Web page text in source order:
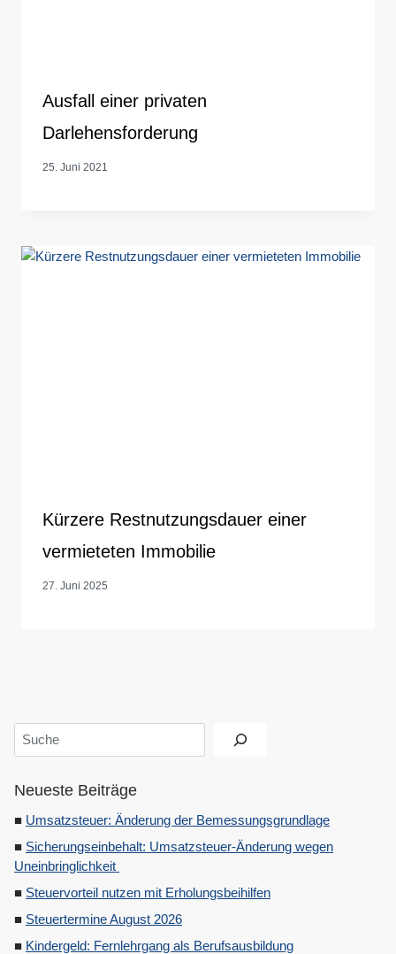
Ausfall einer privaten
Darlehensforderung
25. Juni 2021
Kürzere Restnutzungsdauer einer
vermieteten Immobilie
27. Juni 2025
Suchen
Neueste Beiträge
Umsatzsteuer: Änderung der Bemessungsgrundlage
Sicherungseinbehalt: Umsatzsteuer-Änderung wegen
Uneinbringlichkeit
Steuervorteil nutzen mit Erholungsbeihilfen
Steuertermine August 2026
Kindergeld: Fernlehrgang als Berufsausbildung